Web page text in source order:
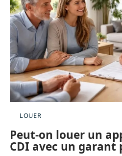
LOUER
Peut-on louer un
CDI avec un garant